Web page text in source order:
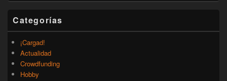
Categorías
¡Cargad!
Actualidad
Crowdfunding
Hobby